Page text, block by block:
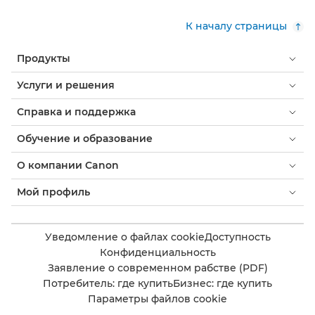
К началу страницы
Продукты
Услуги и решения
Справка и поддержка
Обучение и образование
О компании Canon
Мой профиль
Уведомление о файлах cookieДоступность
Конфиденциальность
Заявление о современном рабстве (PDF)
Потребитель: где купитьБизнес: где купить
Параметры файлов cookie